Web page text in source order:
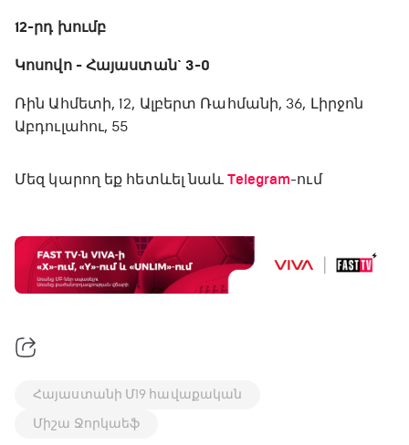
12-րդ խումբ
Կոսովո - Հայաստան` 3-0
Ռին Ահմետի, 12, Ալբերտ Ռահմանի, 36, Լիրջոն
Աբդուլահու, 55
Մեզ կարող եք հետևել նաև Telegram-ում
Հայաստանի Մ19 հավաքական
Միշա Ջորկաեֆ